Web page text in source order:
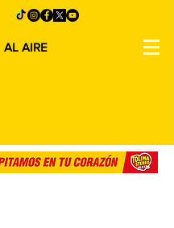
AL AIRE